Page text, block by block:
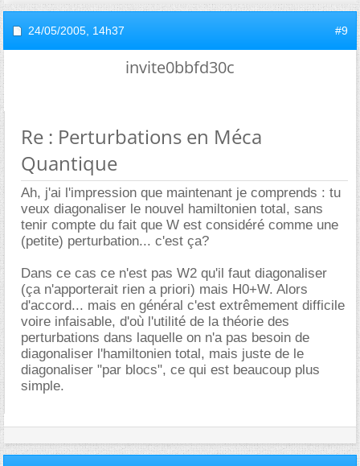
24/05/2005, 14h37 #9
invite0bbfd30c
Re : Perturbations en Méca
Quantique
Ah, j'ai l'impression que maintenant je comprends : tu
veux diagonaliser le nouvel hamiltonien total, sans
tenir compte du fait que W est considéré comme une
(petite) perturbation... c'est ça?
Dans ce cas ce n'est pas W2 qu'il faut diagonaliser
(ça n'apporterait rien a priori) mais H0+W. Alors
d'accord... mais en général c'est extrêmement difficile
voire infaisable, d'où l'utilité de la théorie des
perturbations dans laquelle on n'a pas besoin de
diagonaliser l'hamiltonien total, mais juste de le
diagonaliser "par blocs", ce qui est beaucoup plus
simple.